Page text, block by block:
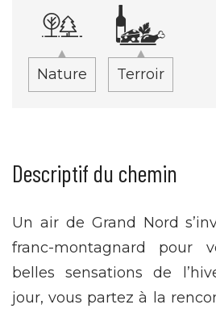
Nature Terroir
Descriptif du chemin
Un air de Grand Nord
franc-montagnard pour
belles sensations de
jour, vous partez à la